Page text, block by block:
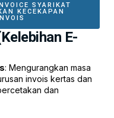
SYARIKAT
KECEKAPAN
E-
: Mengurangkan masa
invois kertas dan
dan